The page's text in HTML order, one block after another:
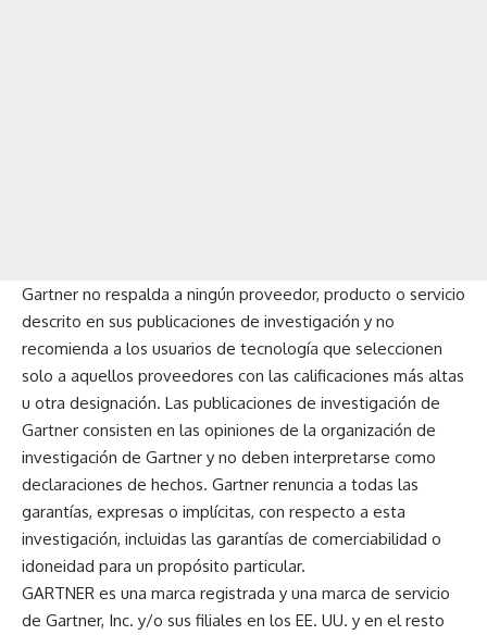
Gartner no respalda a ningún proveedor, producto o servicio
descrito en sus publicaciones de investigación y no
recomienda a los usuarios de tecnología que seleccionen
solo a aquellos proveedores con las calificaciones más altas
u otra designación. Las publicaciones de investigación de
Gartner consisten en las opiniones de la organización de
investigación de Gartner y no deben interpretarse como
declaraciones de hechos. Gartner renuncia a todas las
garantías, expresas o implícitas, con respecto a esta
investigación, incluidas las garantías de comerciabilidad o
idoneidad para un propósito particular.
GARTNER es una marca registrada y una marca de servicio
de Gartner, Inc. y/o sus filiales en los EE. UU. y en el resto